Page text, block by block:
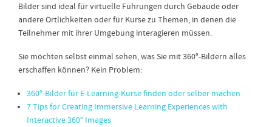
Bilder sind ideal für virtuelle Führungen durch Gebäude oder
andere Örtlichkeiten oder für Kurse zu Themen, in denen die
Teilnehmer mit ihrer Umgebung interagieren müssen.
Sie möchten selbst einmal sehen, was Sie mit 360°-Bildern alles
erschaffen können? Kein Problem:
360°-Bilder für E-Learning-Kurse finden oder selber machen
7 Tips for Creating Immersive Learning Experiences with
Interactive 360° Images